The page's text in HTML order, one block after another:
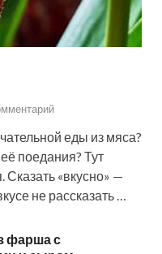
еды из мяса?
поедания? Тут
«вкусно» —
не рассказать …
фарша с